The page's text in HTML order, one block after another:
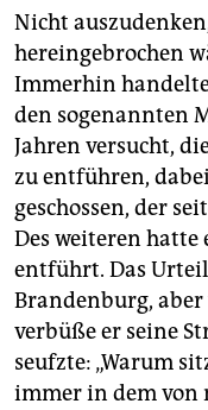
Nicht
hereingebrochen
Immerhin
den sogenannten
Jahren versucht,
zu entführen,
geschossen, der
Des weiteren
entführt. Das
Brandenburg,
verbüße er seine
seufzte: „Warum
immer in dem von